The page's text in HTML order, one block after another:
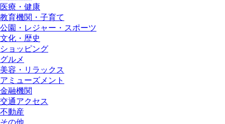
医療・健康
教育機関・子育て
公園・レジャー・スポーツ
文化・歴史
ショッピング
グルメ
美容・リラックス
アミューズメント
金融機関
交通アクセス
不動産
その他